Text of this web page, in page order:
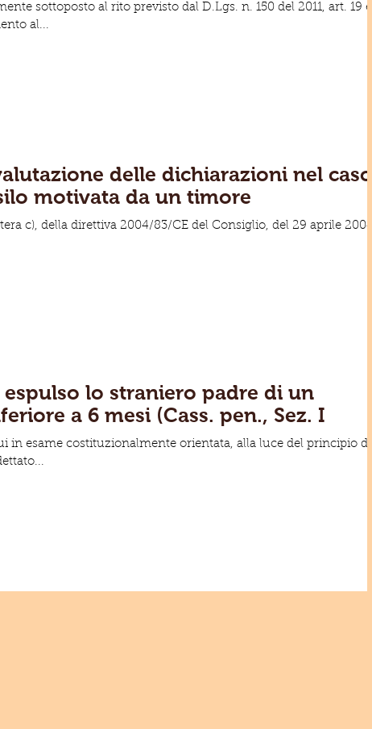
sottoposto al rito previsto dal D.Lgs. n. 150 del 2011, art. 19 e
al...
delle dichiarazioni nel caso
motivata da un timore
c), della direttiva 2004/83/CE del Consiglio, del 29 aprile 2004,
espulso lo straniero padre di un
a 6 mesi (Cass. pen., Sez. I
in esame costituzionalmente orientata, alla luce del principio di